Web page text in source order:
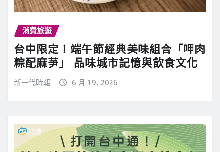
消費旅遊
台中限定！端午節經典美味組合「呷肉
粽配麻芛」 品味城市記憶與飲食文化
新一代時報 6 月 19, 2026